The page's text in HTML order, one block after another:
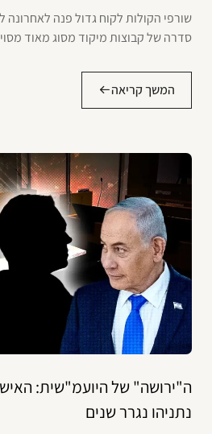
שורפי הקולות לקוח גדול פנה לאחרונה
סדרה של קבוצות מיקוד מסוג מאוד
המשך קריאה
ה"ירושה" של היועמ"שית:
נתניהו נגרר שנים